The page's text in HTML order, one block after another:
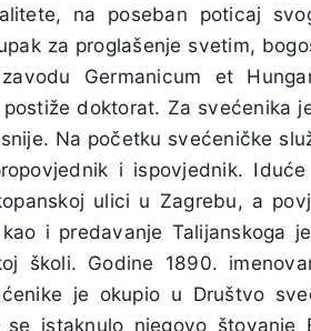
na poseban poticaj
za proglašenje svetim,
Germanicum et
doktorat. Za svećenika
Na početku svećeničke
i ispovjednik.
ulici u Zagrebu, a
i predavanje Talijanskoga
školi. Godine 1890.
je okupio u Društvo
se istaknulo njegovo štovanje